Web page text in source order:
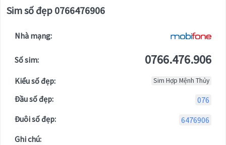
Sim số đẹp 0766476906
Nhà mạng:
Số sim: 0766.476.906
Kiểu số đẹp: Sim Hợp Mệnh Thủy
Đầu số đẹp:
076
Đuôi số đẹp:
6476906
Ghi chú: